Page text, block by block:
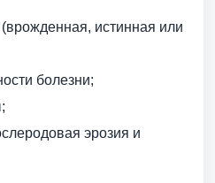
истинная или
болезни;
эрозия и